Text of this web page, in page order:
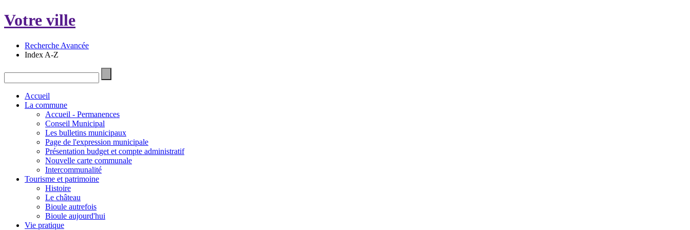
Votre ville
Recherche Avancée
Index A-Z
Accueil
La commune
Accueil - Permanences
Conseil Municipal
Les bulletins municipaux
Page de l'expression municipale
Présentation budget et compte administratif
Nouvelle carte communale
Intercommunalité
Tourisme et patrimoine
Histoire
Le château
Bioule autrefois
Bioule aujourd'hui
Vie pratique